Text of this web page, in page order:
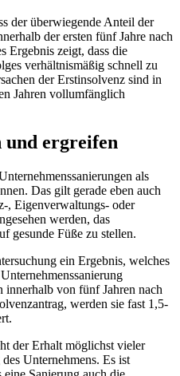
der überwiegende Anteil der
der ersten fünf Jahre nach
Ergebnis zeigt, dass die
verhältnismäßig schnell zu
der Erstinsolvenz sind in
Jahren vollumfänglich
und ergreifen
als
Das gilt gerade eben auch
, Eigenverwaltungs- oder
werden, das
gesunde Füße zu stellen.
ein Ergebnis, welches
innerhalb von fünf Jahren nach
werden sie fast 1,5-
der Erhalt möglichst vieler
Unternehmens. Es ist